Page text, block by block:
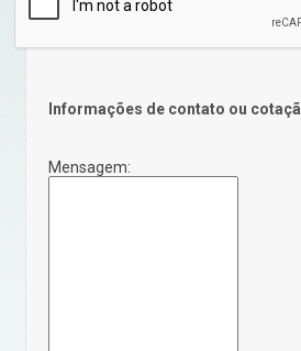
Informações de contato ou
Mensagem: